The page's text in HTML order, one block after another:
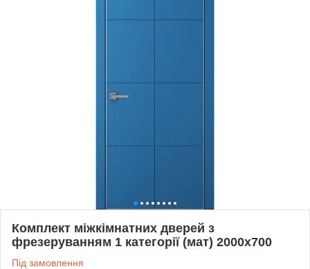
Комплект міжкімнатних дверей з
фрезеруванням 1 категорії (мат) 2000х700
Під замовлення